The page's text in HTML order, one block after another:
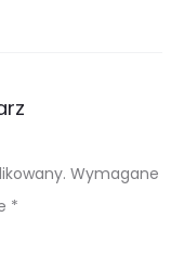
Wymagane
*